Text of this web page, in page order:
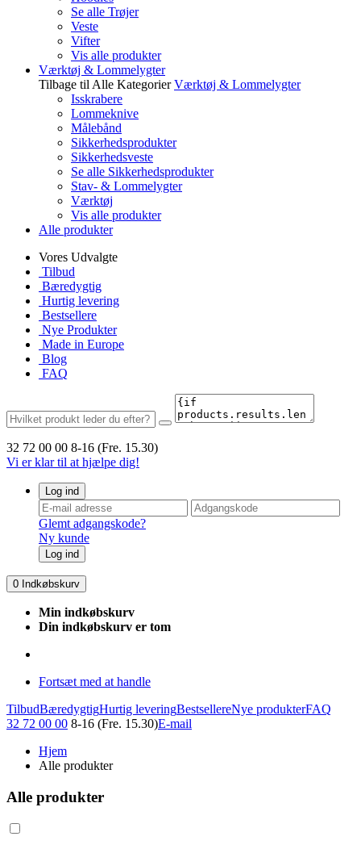
Se alle Trøjer
Veste
Vifter
Vis alle produkter
Værktøj & Lommelygter
Tilbage til Alle Kategorier Værktøj & Lommelygter
Isskrabere
Lommeknive
Målebånd
Sikkerhedsprodukter
Sikkerhedsveste
Se alle Sikkerhedsprodukter
Stav- & Lommelygter
Værktøj
Vis alle produkter
Alle produkter
Vores Udvalgte
Tilbud
Bæredygtig
Hurtig levering
Bestsellere
Nye Produkter
Made in Europe
Blog
FAQ
32 72 00 00 8-16 (Fre. 15.30)
Vi er klar til at hjælpe dig!
Log ind
Glemt adgangskode?
Ny kunde
Log ind
0 Indkøbskurv
Min indkøbskurv
Din indkøbskurv er tom
Fortsæt med at handle
TilbudBæredygtigHurtig leveringBestsellereNye produkterFAQ
32 72 00 00 8-16 (Fre. 15.30)E-mail
Hjem
Alle produkter
Alle produkter